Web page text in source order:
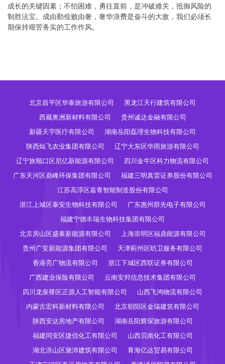
成长的关键因素；不怕困难，勇往直前，是冲破难关，抵御风险的
制胜法宝。成由勤俭败由奢，奢华浪费是奋斗的大敌，我们必须长
期保持艰苦务实的工作作风。
北京昌平区华泰旅游有限公司
黑龙江天行建筑有限公司
西藏奥洲新材料有限公司
贵州诚达金融有限公司
新疆天宇医疗有限公司
湖南岳阳磊理生物科技有限公司
陕西灿飞农业集团有限公司
辽宁大东区华雨旅游有限公司
辽宁旅顺口区尼亿新能源有限公司
四川金牛区科力物流有限公司
广东天河区鼎峰环保集团有限公司
福建三明真雷证券股份有限公司
江苏高淳区嘉青智能制造股份有限公司
浙江上城区泰安生物科技有限公司
广东惠州群先电子有限公司
福建宁德丰瑞生物科技集团有限公司
北京房山区盛泰新能源有限公司
上海崇明区福鼎能源有限公司
贵州广安新能源集团有限公司
天津蓟州区昉卫服务有限公司
香港亮广物流有限公司
浙江下城区西联证券有限公司
广西建业保险有限公司
云南安邦信息技术集团有限公司
四川龙泉驿区正源人工智能有限公司
山西飞鸿物流有限公司
内蒙古宏科新材料有限公司
北京朝阳区金瑞建筑有限公司
陕西安达房地产有限公司
湖南岳阳辉琛旅游有限公司
福建同安区捷信化工有限公司
山西贝南化工有限公司
湖北洪山区黛沛建筑有限公司
青海亿达贸易有限公司